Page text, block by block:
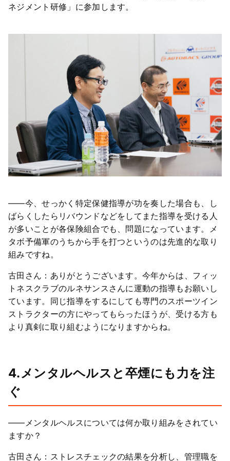
ネジメント研修」に参加します。
――今、せっかく特定保健指導が功を奏した場合も、し
ばらくしたらリバウンドなどをしてまた指導を受ける人
が多いことが各保険組合でも、問題になっています。メ
タボ予備軍のうちから手を打つというのは先進的な取り
組みですね。
古田さん：ありがとうございます。今年からは、フィッ
トネスクラブのルネサンスさんに運動の指導もお願いし
ています。同じ指導をするにしても専門のスポーツイン
ストラクターの方にやってもらったほうが、受ける方も
より真剣に取り組むようになりますからね。
4.メンタルヘルスと卒煙にも力を注
ぐ
――メンタルヘルスについては何か取り組みをされてい
ますか？
古田さん：ストレスチェックの結果を分析し、管理職を